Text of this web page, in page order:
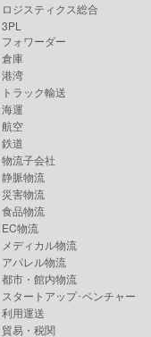
ロジスティクス総合
3PL
フォワーダー
倉庫
港湾
トラック輸送
海運
航空
鉄道
物流子会社
静脈物流
災害物流
食品物流
EC物流
メディカル物流
アパレル物流
都市・館内物流
スタートアップ･ベンチャー
利用運送
貿易・税関